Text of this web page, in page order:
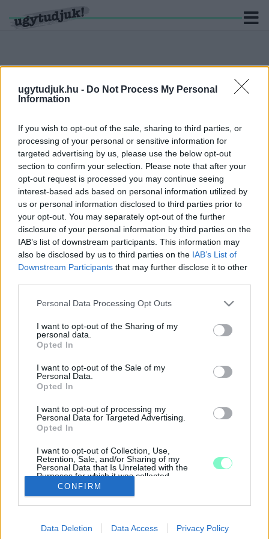
ugytudjuk.hu - Do Not Process My Personal
Information
If you wish to opt-out of the sale, sharing to third parties, or
processing of your personal or sensitive information for
targeted advertising by us, please use the below opt-out
section to confirm your selection. Please note that after your
opt-out request is processed you may continue seeing
interest-based ads based on personal information utilized by
us or personal information disclosed to third parties prior to
your opt-out. You may separately opt-out of the further
disclosure of your personal information by third parties on the
IAB’s list of downstream participants. This information may
also be disclosed by us to third parties on the IAB’s List of
Downstream Participants that may further disclose it to other
Please note that this website/app uses one or more Google
not limited to your visit or usage behaviour. You may click to
grant or deny consent to Google and its third-party tags to
use your data for below specified purposes in below Google
consent section.
Personal Data Processing Opt Outs
I want to opt-out of the Sharing of my
personal data.
Opted In
I want to opt-out of the Sale of my
Personal Data.
Opted In
I want to opt-out of processing my
Personal Data for Targeted Advertising.
Opted In
I want to opt-out of Collection, Use,
Retention, Sale, and/or Sharing of my
Personal Data that Is Unrelated with the
Purposes for which it was collected.
Opted Out
I want to allow Google to enable storage
CONFIRM
Data Deletion Data Access Privacy Policy
KERESÉS
HAVAZÁS ÉS HÓFÚVÁS VÁRHATÓ PÉNTEKEN -
TÖBB VÁRMEGYÉRE FIGYELMEZTETÉST ADTAK
KI
2026. február. 20. 08:51
A Nyugat-Dunántúlon jelentős mennyiségű hó hullhat, viharos
széllel és hótorlaszokkal kell számolni.
HÓFÚVÁS MIATT NARANCS RIASZTÁS VAN
ÉRVÉNYBEN A DUNÁNTÚLON
2026. január. 08. 07:58
Viharos szél, hótorlaszok és komoly lehűlés nehezíti a
közlekedést.
MÁSODFOKÚ NARANCS RIASZTÁST ADTAK KI
2022. május. 25. 15:29
Zala megyére is kiadták ugyanezt.
ORKÁN EREJŰ SZÉL TOMBOL AUSZTRIÁBAN
2021. május. 02. 12:53
Narancssárga riasztást adtak ki a fővárosra.
MÁSODFOKÚ RIASZTÁST ADTAK KI VAS
MEGYÉRE!
Az esernyő alap. De jobb, ha vigyázol!
ÚGY TŰNIK, HANGOS ESTÉNK LESZ ÉS
ESÉLYES, HOGY NEKED IS
2018. szeptember. 02. 20:13
A legfrissebb radarkép és a másodfokú riasztás azért